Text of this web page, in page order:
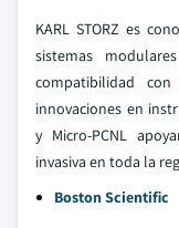
KARL STORZ es
sistemas
compatibilidad
innovaciones en
y Micro-PCNL
invasiva en toda la
Boston Scientific